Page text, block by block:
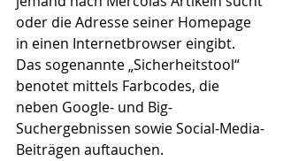
oder die Adresse seiner Homepage
in einen Internetbrowser eingibt.
Das sogenannte „Sicherheitstool“
benotet mittels Farbcodes, die
neben Google- und Big-
Suchergebnissen sowie Social-Media-
Beiträgen auftauchen.